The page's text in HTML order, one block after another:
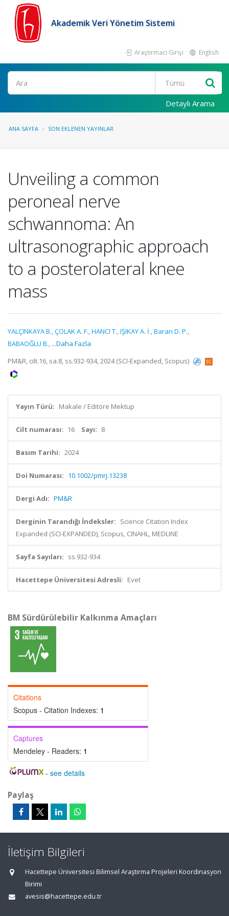
Akademik Veri Yönetim Sistemi
Araştırmacı Girişi English
Ara
Detaylı Arama
ANA SAYFA SON EKLENEN YAYINLAR
Unveiling a common
peroneal nerve
schwannoma: An
ultrasonographic approach
to a posterolateral knee
mass
YALÇINKAYA B.,ÇOLAK A. F.,HANCI T.,IŞIKAY A. İ.,Baran D. P.,
BABAOĞLU B., ...Daha Fazla
PM&R, cilt.16, sa.8, ss.932-934, 2024 (SCI-Expanded, Scopus)
Yayın Türü: Makale / Editöre Mektup
Cilt numarası: 16 Sayı: 8
Basım Tarihi: 2024
Doi Numarası: 10.1002/pmrj.13238
Dergi Adı: PM&R
Derginin Tarandığı İndeksler: Science Citation Index
Expanded (SCI-EXPANDED), Scopus, CINAHL, MEDLINE
Sayfa Sayıları: ss.932-934
Hacettepe Üniversitesi Adresli: Evet
BM Sürdürülebilir Kalkınma Amaçları
Citations
Scopus - Citation Indexes: 1
Captures
Mendeley - Readers: 1
- see details
Paylaş
İletişim Bilgileri
Hacettepe Üniversitesi Bilimsel Araştırma Projeleri Koordinasyon
Birimi
avesis@hacettepe.edu.tr